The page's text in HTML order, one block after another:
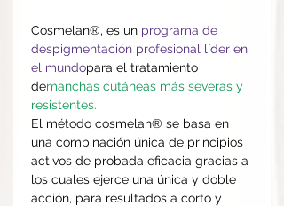
Cosmelan®, es un programa de
despigmentación profesional líder en
el mundopara el tratamiento
demanchas cutáneas más severas y
resistentes.
El método cosmelan® se basa en
una combinación única de principios
activos de probada eficacia gracias a
los cuales ejerce una única y doble
acción, para resultados a corto y